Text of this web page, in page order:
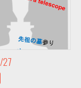
27